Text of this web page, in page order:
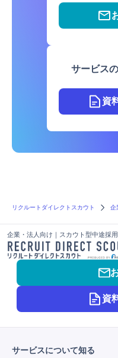
サービス
資
リクルートダイレクトスカウト 企
企業・法人向け｜スカウト型中途採
資
サービスについて知る